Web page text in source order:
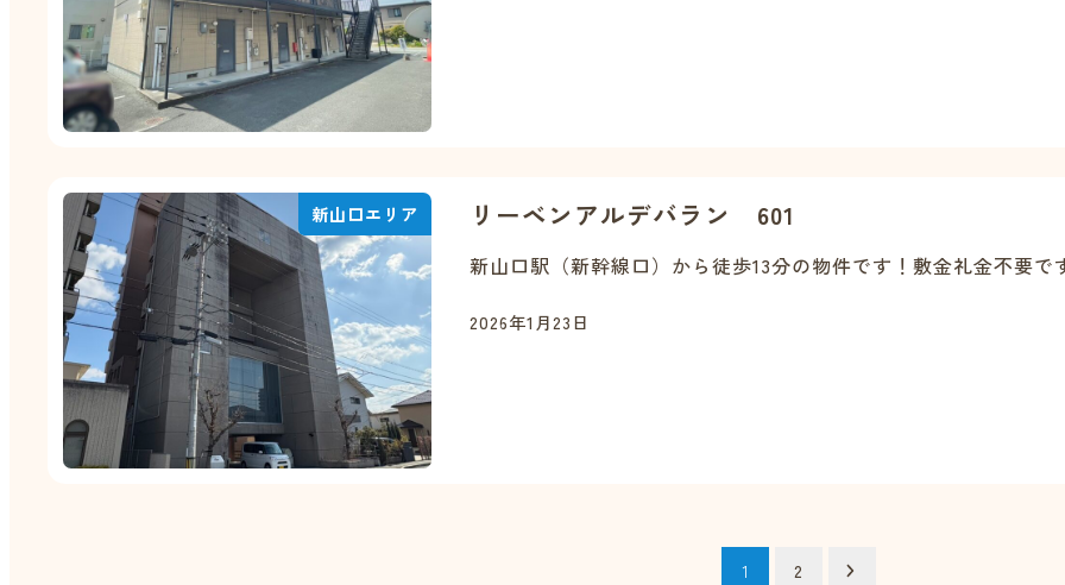
新山口エリア リーベンアルデバラン 601
新山口駅（新幹線口）から徒歩13分の物件です！敷金礼金不要
2026年1月23日
1 2